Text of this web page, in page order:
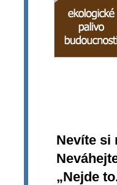
Nevíte si
„Nejde